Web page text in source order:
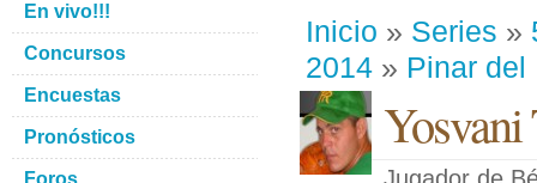
Inicio » Series »
2014 » Pinar del
Yosvani
En vivo!!!
Concursos
Encuestas
Pronósticos
Foros